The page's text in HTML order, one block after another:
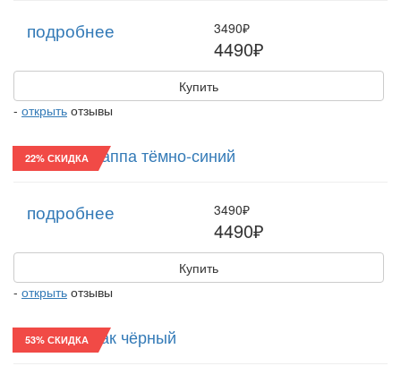
подробнее 3490₽
4490₽
Купить
- открыть отзывы
22% СКИДКА
Картуз/22 Наппа тёмно-синий
подробнее 3490₽
4490₽
Купить
- открыть отзывы
53% СКИДКА
Картуз/22 Лак чёрный